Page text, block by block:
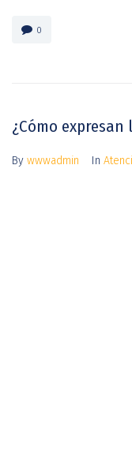
0
¿Cómo
By wwwadmin In